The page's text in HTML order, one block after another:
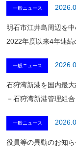
一般ニュース
明石市江井島周辺を
2022年度以来4年連
一般ニュース
石狩湾新港を国内最
－石狩湾新港管理組
一般ニュース
役員等の異動のお知